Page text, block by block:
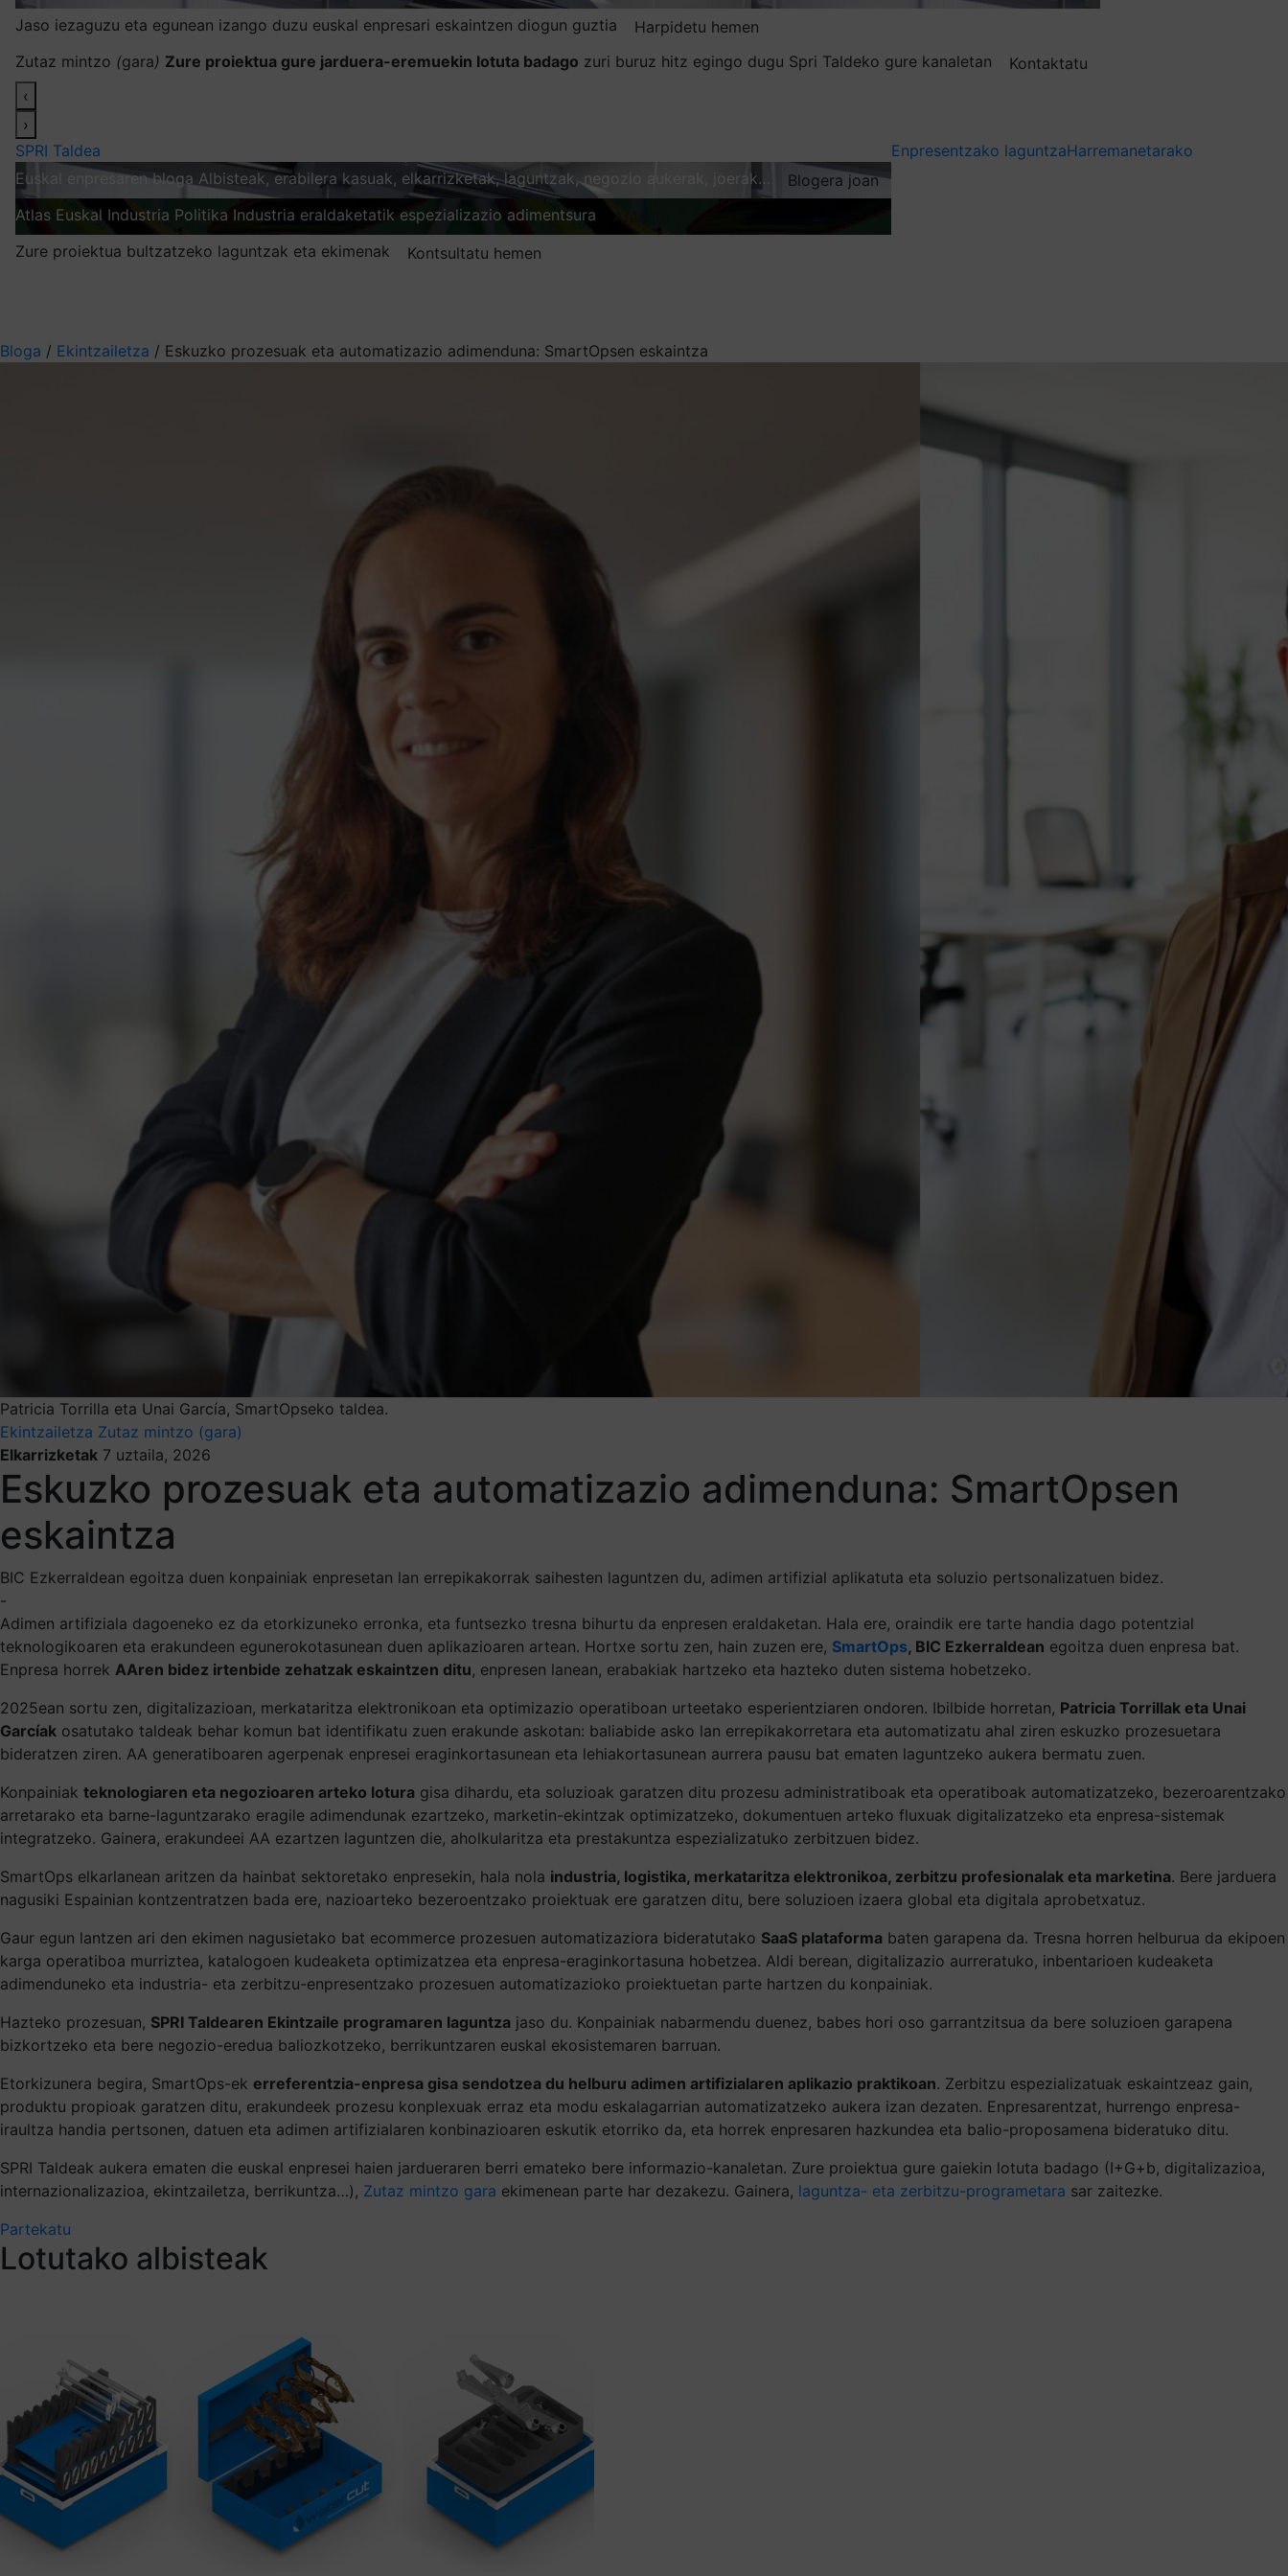
Jaso iezaguzu eta egunean izango duzu euskal enpresari eskaintzen diogun guztia
Harpidetu hemen
Zutaz mintzo (gara) Zure proiektua gure jarduera-eremuekin lotuta badago zuri buruz hitz egingo dugu Spri Taldeko gure kanaletan
Kontaktatu
‹
›
SPRI Taldea
Euskal enpresaren bloga Albisteak, erabilera kasuak, elkarrizketak, laguntzak, negozio aukerak, joerak…
Blogera joan
Atlas Euskal Industria Politika Industria eraldaketatik espezializazio adimentsura
Zure proiektua bultzatzeko laguntzak eta ekimenak
Kontsultatu hemen
Enpresentzako laguntzaHarremanetarako
Bloga / Ekintzailetza / Eskuzko prozesuak eta automatizazio adimenduna: SmartOpsen eskaintza
Patricia Torrilla eta Unai García, SmartOpseko taldea.
Ekintzailetza Zutaz mintzo (gara)
Elkarrizketak 7 uztaila, 2026
Eskuzko prozesuak eta automatizazio adimenduna: SmartOpsen
eskaintza
BIC Ezkerraldean egoitza duen konpainiak enpresetan lan errepikakorrak saihesten laguntzen du, adimen artifizial aplikatuta eta soluzio pertsonalizatuen bidez.
-
Adimen artifiziala dagoeneko ez da etorkizuneko erronka, eta funtsezko tresna bihurtu da enpresen eraldaketan. Hala ere, oraindik ere tarte handia dago potentzial
teknologikoaren eta erakundeen egunerokotasunean duen aplikazioaren artean. Hortxe sortu zen, hain zuzen ere, SmartOps, BIC Ezkerraldean egoitza duen enpresa bat.
Enpresa horrek AAren bidez irtenbide zehatzak eskaintzen ditu, enpresen lanean, erabakiak hartzeko eta hazteko duten sistema hobetzeko.
2025ean sortu zen, digitalizazioan, merkataritza elektronikoan eta optimizazio operatiboan urteetako esperientziaren ondoren. Ibilbide horretan, Patricia Torrillak eta Unai
Garcíak osatutako taldeak behar komun bat identifikatu zuen erakunde askotan: baliabide asko lan errepikakorretara eta automatizatu ahal ziren eskuzko prozesuetara
bideratzen ziren. AA generatiboaren agerpenak enpresei eraginkortasunean eta lehiakortasunean aurrera pausu bat ematen laguntzeko aukera bermatu zuen.
Konpainiak teknologiaren eta negozioaren arteko lotura gisa dihardu, eta soluzioak garatzen ditu prozesu administratiboak eta operatiboak automatizatzeko, bezeroarentzako
arretarako eta barne-laguntzarako eragile adimendunak ezartzeko, marketin-ekintzak optimizatzeko, dokumentuen arteko fluxuak digitalizatzeko eta enpresa-sistemak
integratzeko. Gainera, erakundeei AA ezartzen laguntzen die, aholkularitza eta prestakuntza espezializatuko zerbitzuen bidez.
SmartOps elkarlanean aritzen da hainbat sektoretako enpresekin, hala nola industria, logistika, merkataritza elektronikoa, zerbitzu profesionalak eta marketina. Bere jarduera
nagusiki Espainian kontzentratzen bada ere, nazioarteko bezeroentzako proiektuak ere garatzen ditu, bere soluzioen izaera global eta digitala aprobetxatuz.
Gaur egun lantzen ari den ekimen nagusietako bat ecommerce prozesuen automatizaziora bideratutako SaaS plataforma baten garapena da. Tresna horren helburua da ekipoen
karga operatiboa murriztea, katalogoen kudeaketa optimizatzea eta enpresa-eraginkortasuna hobetzea. Aldi berean, digitalizazio aurreratuko, inbentarioen kudeaketa
adimenduneko eta industria- eta zerbitzu-enpresentzako prozesuen automatizazioko proiektuetan parte hartzen du konpainiak.
Hazteko prozesuan, SPRI Taldearen Ekintzaile programaren laguntza jaso du. Konpainiak nabarmendu duenez, babes hori oso garrantzitsua da bere soluzioen garapena
bizkortzeko eta bere negozio-eredua baliozkotzeko, berrikuntzaren euskal ekosistemaren barruan.
Etorkizunera begira, SmartOps-ek erreferentzia-enpresa gisa sendotzea du helburu adimen artifizialaren aplikazio praktikoan. Zerbitzu espezializatuak eskaintzeaz gain,
produktu propioak garatzen ditu, erakundeek prozesu konplexuak erraz eta modu eskalagarrian automatizatzeko aukera izan dezaten. Enpresarentzat, hurrengo enpresa-
iraultza handia pertsonen, datuen eta adimen artifizialaren konbinazioaren eskutik etorriko da, eta horrek enpresaren hazkundea eta balio-proposamena bideratuko ditu.
SPRI Taldeak aukera ematen die euskal enpresei haien jardueraren berri emateko bere informazio-kanaletan. Zure proiektua gure gaiekin lotuta badago (I+G+b, digitalizazioa,
internazionalizazioa, ekintzailetza, berrikuntza…), Zutaz mintzo gara ekimenean parte har dezakezu. Gainera, laguntza- eta zerbitzu-programetara sar zaitezke.
Partekatu
Lotutako albisteak